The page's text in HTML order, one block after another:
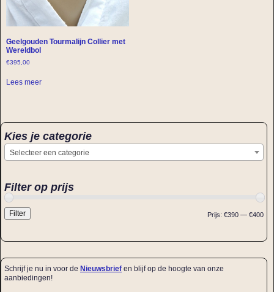
Geelgouden Tourmalijn Collier met
Wereldbol
€395,00
Lees meer
Kies je categorie
Selecteer een categorie
Filter op prijs
Filter Prijs: €390 — €400
Schrijf je nu in voor de Nieuwsbrief en blijf op de hoogte van onze
aanbiedingen!